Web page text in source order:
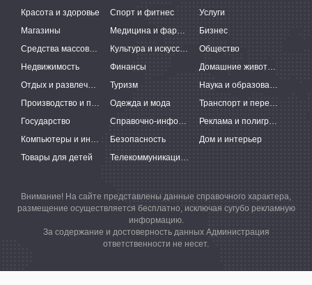
Красота и здоровье
Спорт и фитнес
Услуги
Магазины
Медицина и фармацевтика
Бизнес
Средства массовой информации
Культура и искусство
Общество
Недвижимость
Финансы
Домашние животные
Отдых и развлечения
Туризм
Наука и образование
Производство и поставки
Одежда и мода
Транспорт и перевозки
Государство
Справочно-информационные системы
Реклама и полиграфия
Компьютеры и интернет
Безопасность
Дом и интерьер
Товары для детей
Телекоммуникации и связь
Внимание! На сайте представлены данные справочного характера,
размещение осуществляется бесплатно, исключая сугубо рекламную
информацию.
За содержание и достоверность данных Администрация
ответственности не несет.